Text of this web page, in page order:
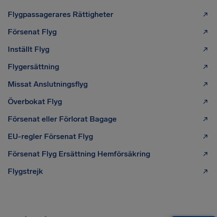
Flygpassagerares Rättigheter
Försenat Flyg
Inställt Flyg
Flygersättning
Missat Anslutningsflyg
Överbokat Flyg
Försenat eller Förlorat Bagage
EU-regler Försenat Flyg
Försenat Flyg Ersättning Hemförsäkring
Flygstrejk